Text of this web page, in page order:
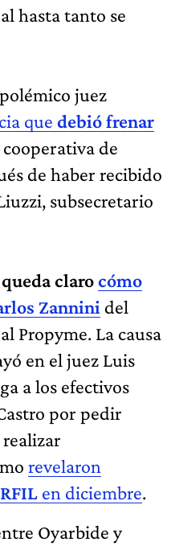
hasta tanto se
juez
que debió frenar
cooperativa de
de haber recibido
subsecretario
clarocómo
Zannini del
Propyme. La causa
en el juez Luis
a los efectivos
por pedir
revelaron
en diciembre.
Oyarbide y